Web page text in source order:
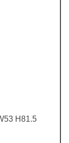
H81.5